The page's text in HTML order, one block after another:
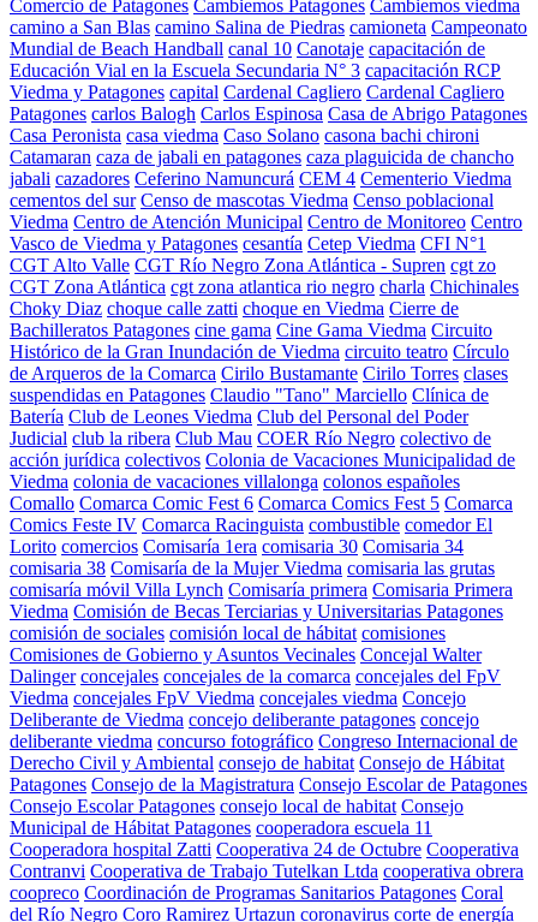
Comercio de Patagones Cambiemos Patagones Cambiemos viedma
camino a San Blas camino Salina de Piedras camioneta Campeonato
Mundial de Beach Handball canal 10 Canotaje capacitación de
Educación Vial en la Escuela Secundaria N° 3 capacitación RCP
Viedma y Patagones capital Cardenal Cagliero Cardenal Cagliero
Patagones carlos Balogh Carlos Espinosa Casa de Abrigo Patagones
Casa Peronista casa viedma Caso Solano casona bachi chironi
Catamaran caza de jabali en patagones caza plaguicida de chancho
jabali cazadores Ceferino Namuncurá CEM 4 Cementerio Viedma
cementos del sur Censo de mascotas Viedma Censo poblacional
Viedma Centro de Atención Municipal Centro de Monitoreo Centro
Vasco de Viedma y Patagones cesantía Cetep Viedma CFI N°1
CGT Alto Valle CGT Río Negro Zona Atlántica - Supren cgt zo
CGT Zona Atlántica cgt zona atlantica rio negro charla Chichinales
Choky Diaz choque calle zatti choque en Viedma Cierre de
Bachilleratos Patagones cine gama Cine Gama Viedma Circuito
Histórico de la Gran Inundación de Viedma circuito teatro Círculo
de Arqueros de la Comarca Cirilo Bustamante Cirilo Torres clases
suspendidas en Patagones Claudio "Tano" Marciello Clínica de
Batería Club de Leones Viedma Club del Personal del Poder
Judicial club la ribera Club Mau COER Río Negro colectivo de
acción jurídica colectivos Colonia de Vacaciones Municipalidad de
Viedma colonia de vacaciones villalonga colonos españoles
Comallo Comarca Comic Fest 6 Comarca Comics Fest 5 Comarca
Comics Feste IV Comarca Racinguista combustible comedor El
Lorito comercios Comisaría 1era comisaria 30 Comisaria 34
comisaria 38 Comisaría de la Mujer Viedma comisaria las grutas
comisaría móvil Villa Lynch Comisaría primera Comisaria Primera
Viedma Comisión de Becas Terciarias y Universitarias Patagones
comisión de sociales comisión local de hábitat comisiones
Comisiones de Gobierno y Asuntos Vecinales Concejal Walter
Dalinger concejales concejales de la comarca concejales del FpV
Viedma concejales FpV Viedma concejales viedma Concejo
Deliberante de Viedma concejo deliberante patagones concejo
deliberante viedma concurso fotográfico Congreso Internacional de
Derecho Civil y Ambiental consejo de habitat Consejo de Hábitat
Patagones Consejo de la Magistratura Consejo Escolar de Patagones
Consejo Escolar Patagones consejo local de habitat Consejo
Municipal de Hábitat Patagones cooperadora escuela 11
Cooperadora hospital Zatti Cooperativa 24 de Octubre Cooperativa
Contranvi Cooperativa de Trabajo Tutelkan Ltda cooperativa obrera
coopreco Coordinación de Programas Sanitarios Patagones Coral
del Río Negro Coro Ramirez Urtazun coronavirus corte de energía